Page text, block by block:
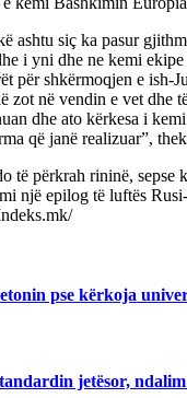
ashtu siç ka pasur
i yni dhe ne kemi
për shkërmoqjen e
zot në vendin e vet
dhe ato kërkesa i
që janë realizuar”,
përkrah rininë, sepse
një epilog të luftës
pse kërkoja
jetësor,